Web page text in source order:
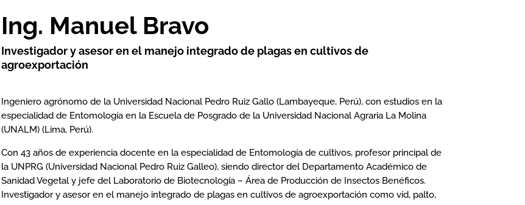
Ing. Manuel Bravo
Investigador y asesor en el manejo integrado de plagas en cultivos de
agroexportación
Ingeniero agrónomo de la Universidad Nacional Pedro Ruiz Gallo (Lambayeque, Perú), con estudios en la
especialidad de Entomología en la Escuela de Posgrado de la Universidad Nacional Agraria La Molina
(UNALM) (Lima, Perú).
Con 43 años de experiencia docente en la especialidad de Entomología de cultivos, profesor principal de
la UNPRG (Universidad Nacional Pedro Ruiz Galleo), siendo director del Departamento Académico de
Sanidad Vegetal y jefe del Laboratorio de Biotecnología – Área de Producción de Insectos Benéficos.
Investigador y asesor en el manejo integrado de plagas en cultivos de agroexportación como vid, palto,